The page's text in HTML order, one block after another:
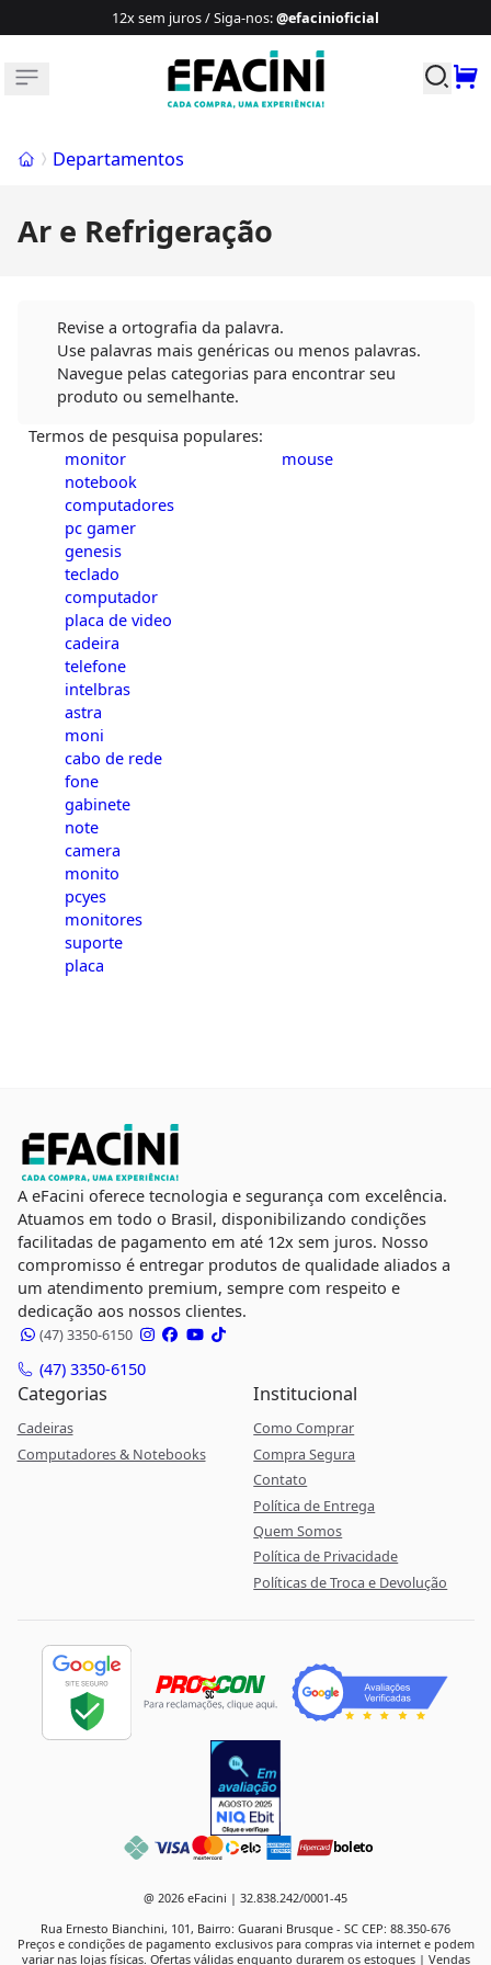
12x sem juros / Siga-nos:@efacinioficial
Buscar
InícioDepartamentos
Ar e Refrigeração
Revise a ortografia da palavra.
Use palavras mais genéricas ou menos palavras.
Navegue pelas categorias para encontrar seu
produto ou semelhante.
Termos de pesquisa populares:
monitor
notebook
computadores
pc gamer
genesis
teclado
computador
placa de video
cadeira
telefone
intelbras
astra
moni
cabo de rede
fone
gabinete
note
camera
monito
pcyes
monitores
suporte
placa
mouse
A eFacini oferece tecnologia e segurança com excelência.
Atuamos em todo o Brasil, disponibilizando condições
facilitadas de pagamento em até 12x sem juros. Nosso
compromisso é entregar produtos de qualidade aliados a
um atendimento premium, sempre com respeito e
dedicação aos nossos clientes.
(47) 3350-6150
(47) 3350-6150
Categorias
Cadeiras
Computadores & Notebooks
Institucional
Como Comprar
Compra Segura
Contato
Política de Entrega
Quem Somos
Política de Privacidade
Políticas de Troca e Devolução
boleto
@ 2026 eFacini | 32.838.242/0001-45
Rua Ernesto Bianchini, 101, Bairro: Guarani Brusque - SC CEP: 88.350-676
Preços e condições de pagamento exclusivos para compras via internet e podem
variar nas lojas físicas. Ofertas válidas enquanto durarem os estoques | Vendas